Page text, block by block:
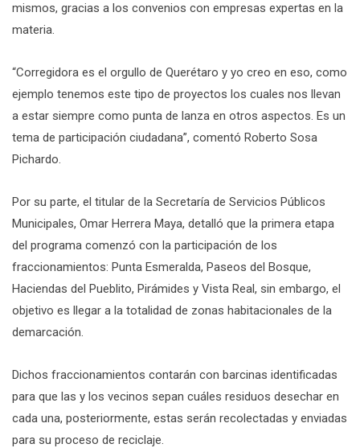
mismos, gracias a los convenios con empresas expertas en la
materia.
“Corregidora es el orgullo de Querétaro y yo creo en eso, como
ejemplo tenemos este tipo de proyectos los cuales nos llevan
a estar siempre como punta de lanza en otros aspectos. Es un
tema de participación ciudadana”, comentó Roberto Sosa
Pichardo.
Por su parte, el titular de la Secretaría de Servicios Públicos
Municipales, Omar Herrera Maya, detalló que la primera etapa
del programa comenzó con la participación de los
fraccionamientos: Punta Esmeralda, Paseos del Bosque,
Haciendas del Pueblito, Pirámides y Vista Real, sin embargo, el
objetivo es llegar a la totalidad de zonas habitacionales de la
demarcación.
Dichos fraccionamientos contarán con barcinas identificadas
para que las y los vecinos sepan cuáles residuos desechar en
cada una, posteriormente, estas serán recolectadas y enviadas
para su proceso de reciclaje.